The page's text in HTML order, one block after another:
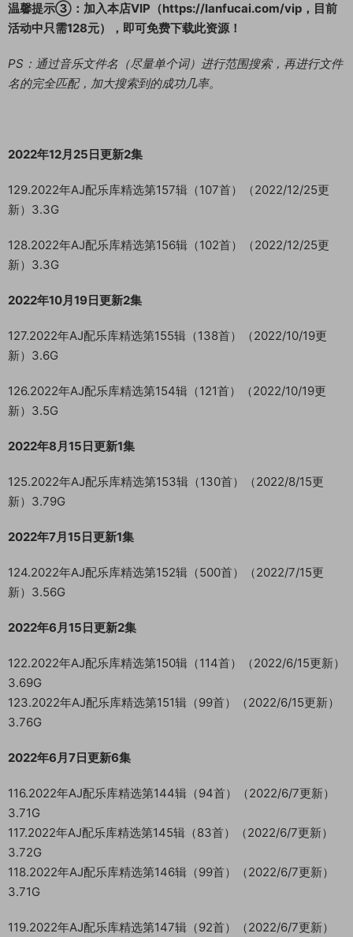
温馨提示③：加入本店VIP（https://lanfucai.com/vip，目前
活动中只需128元），即可免费下载此资源！
PS：通过音乐文件名（尽量单个词）进行范围搜索，再进行文件
名的完全匹配，加大搜索到的成功几率。
2022年12月25日更新2集
129.2022年AJ配乐库精选第157辑（107首）（2022/12/25更
新）3.3G
128.2022年AJ配乐库精选第156辑（102首）（2022/12/25更
新）3.3G
2022年10月19日更新2集
127.2022年AJ配乐库精选第155辑（138首）（2022/10/19更
新）3.6G
126.2022年AJ配乐库精选第154辑（121首）（2022/10/19更
新）3.5G
2022年8月15日更新1集
125.2022年AJ配乐库精选第153辑（130首）（2022/8/15更
新）3.79G
2022年7月15日更新1集
124.2022年AJ配乐库精选第152辑（500首）（2022/7/15更
新）3.56G
2022年6月15日更新2集
122.2022年AJ配乐库精选第150辑（114首）（2022/6/15更新）
3.69G
123.2022年AJ配乐库精选第151辑（99首）（2022/6/15更新）
3.76G
2022年6月7日更新6集
116.2022年AJ配乐库精选第144辑（94首）（2022/6/7更新）
3.71G
117.2022年AJ配乐库精选第145辑（83首）（2022/6/7更新）
3.72G
118.2022年AJ配乐库精选第146辑（99首）（2022/6/7更新）
3.71G
119.2022年AJ配乐库精选第147辑（92首）（2022/6/7更新）